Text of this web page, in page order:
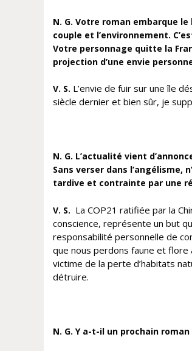
N. G. Votre roman embarque
couple et l’environnement.
Votre personnage quitte la
projection d’une envie
V. S. L’envie de fuir sur une île
siècle dernier et bien sûr, je
N. G. L’actualité vient
Sans verser dans
tardive et contrainte par une
V. S. La COP21 ratifiée par la
conscience, représente un but
responsabilité personnelle de
que nous perdons faune et flore
victime de la perte d’habitats
détruire.
N. G. Y a-t-il un prochain